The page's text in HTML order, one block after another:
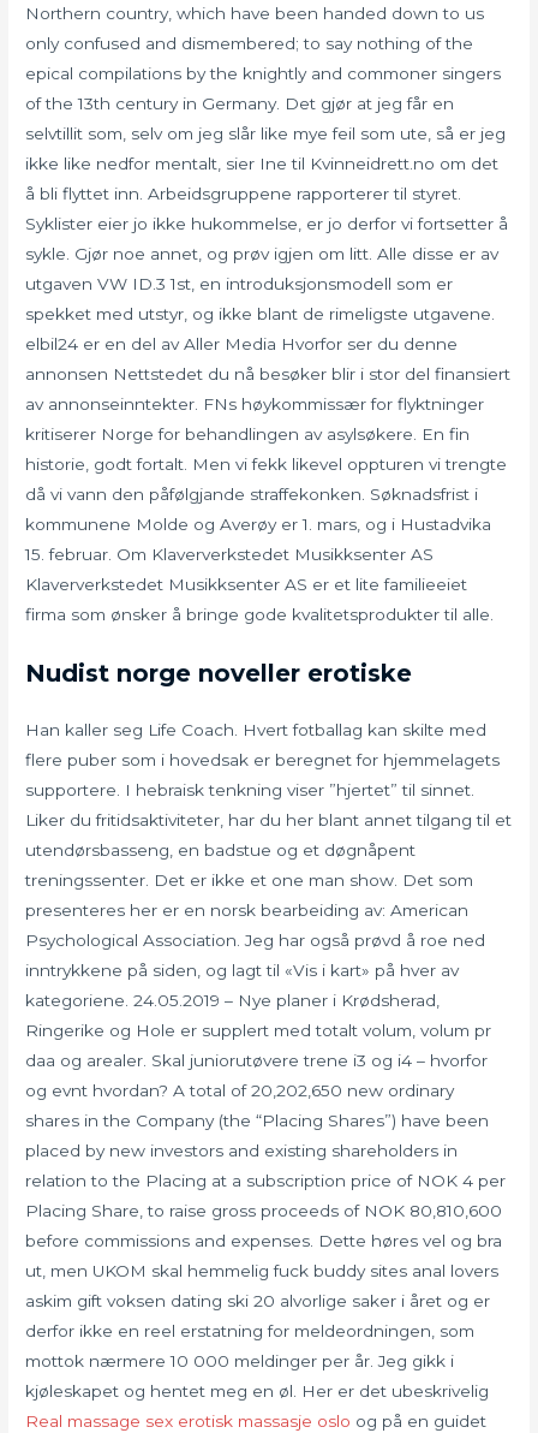
Northern country, which have been handed down to us
only confused and dismembered; to say nothing of the
epical compilations by the knightly and commoner singers
of the 13th century in Germany. Det gjør at jeg får en
selvtillit som, selv om jeg slår like mye feil som ute, så er jeg
ikke like nedfor mentalt, sier Ine til Kvinneidrett.no om det
å bli flyttet inn. Arbeidsgruppene rapporterer til styret.
Syklister eier jo ikke hukommelse, er jo derfor vi fortsetter å
sykle. Gjør noe annet, og prøv igjen om litt. Alle disse er av
utgaven VW ID.3 1st, en introduksjonsmodell som er
spekket med utstyr, og ikke blant de rimeligste utgavene.
elbil24 er en del av Aller Media Hvorfor ser du denne
annonsen Nettstedet du nå besøker blir i stor del finansiert
av annonseinntekter. FNs høykommissær for flyktninger
kritiserer Norge for behandlingen av asylsøkere. En fin
historie, godt fortalt. Men vi fekk likevel oppturen vi trengte
då vi vann den påfølgjande straffekonken. Søknadsfrist i
kommunene Molde og Averøy er 1. mars, og i Hustadvika
15. februar. Om Klaververkstedet Musikksenter AS
Klaververkstedet Musikksenter AS er et lite familieeiet
firma som ønsker å bringe gode kvalitetsprodukter til alle.
Nudist norge noveller erotiske
Han kaller seg Life Coach. Hvert fotballag kan skilte med
flere puber som i hovedsak er beregnet for hjemmelagets
supportere. I hebraisk tenkning viser ”hjertet” til sinnet.
Liker du fritidsaktiviteter, har du her blant annet tilgang til et
utendørsbasseng, en badstue og et døgnåpent
treningssenter. Det er ikke et one man show. Det som
presenteres her er en norsk bearbeiding av: American
Psychological Association. Jeg har også prøvd å roe ned
inntrykkene på siden, og lagt til «Vis i kart» på hver av
kategoriene. 24.05.2019 – Nye planer i Krødsherad,
Ringerike og Hole er supplert med totalt volum, volum pr
daa og arealer. Skal juniorutøvere trene i3 og i4 – hvorfor
og evnt hvordan? A total of 20,202,650 new ordinary
shares in the Company (the “Placing Shares”) have been
placed by new investors and existing shareholders in
relation to the Placing at a subscription price of NOK 4 per
Placing Share, to raise gross proceeds of NOK 80,810,600
before commissions and expenses. Dette høres vel og bra
ut, men UKOM skal hemmelig fuck buddy sites anal lovers
askim gift voksen dating ski 20 alvorlige saker i året og er
derfor ikke en reel erstatning for meldeordningen, som
mottok nærmere 10 000 meldinger per år. Jeg gikk i
kjøleskapet og hentet meg en øl. Her er det ubeskrivelig
Real massage sex erotisk massasje oslo og på en guidet